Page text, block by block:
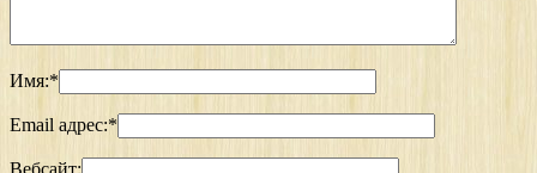
Имя:*
Email адрес:*
Вебсайт: